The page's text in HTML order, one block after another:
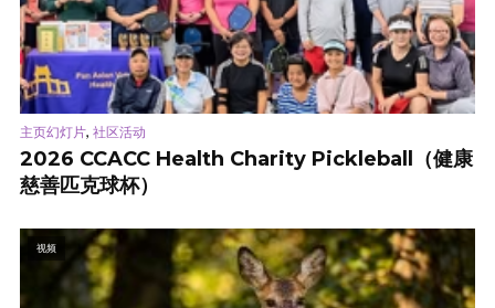
主页幻灯片, 社区活动
2026 CCACC Health Charity Pickleball（健康
慈善匹克球杯）
视频